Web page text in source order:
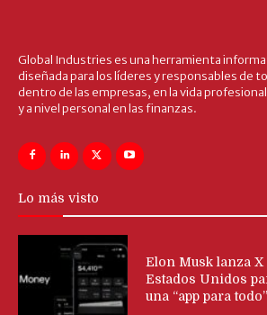
Global Industries es una herramienta
diseñada para los líderes y responsables de
dentro de las empresas, en la vida
y a nivel personal en las finanzas.
Lo más visto
Elon Musk lanza
Estados Unidos
una “app para todo”